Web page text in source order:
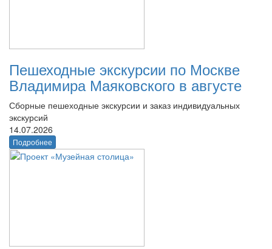
Пешеходные экскурсии по Москве
Владимира Маяковского в августе
Сборные пешеходные экскурсии и заказ индивидуальных
экскурсий
14.07.2026
Подробнее